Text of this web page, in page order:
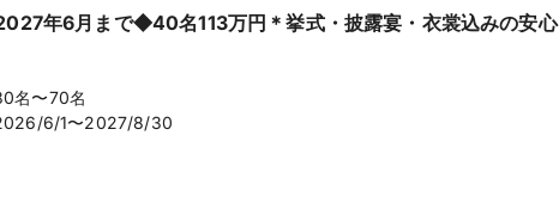
年6月まで◆40名113万円＊挙式・披露宴・衣裳込みの安心
名〜70名
6/1〜2027/8/30